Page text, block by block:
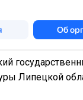
Липецкой